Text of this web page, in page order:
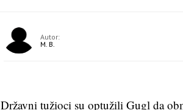
Autor:
M. B.
Državni tužioci su optužili Gugl da